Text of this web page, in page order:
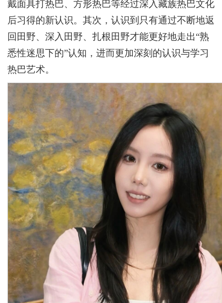
戴面具打热巴、方形热巴等经过深入藏族热巴文化
后习得的新认识。其次，认识到只有通过不断地返
回田野、深入田野、扎根田野才能更好地走出“熟
悉性迷思下的”认知，进而更加深刻的认识与学习
热巴艺术。